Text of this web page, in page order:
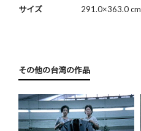
サイズ 291.0×363.0 cm
その他の台湾の作品